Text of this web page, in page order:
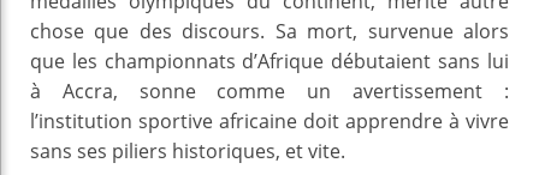
chose que des discours. Sa mort, survenue alors
que les championnats d’Afrique débutaient sans lui
à Accra, sonne comme un avertissement :
l’institution sportive africaine doit apprendre à vivre
sans ses piliers historiques, et vite.